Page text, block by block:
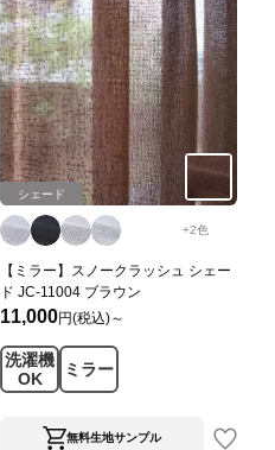
シェード
+2色
【ミラー】スノークラッシュ シェー
ド JC-11004 ブラウン
11,000円(税込)～
洗濯機
OK
ミラー
無料生地サンプル